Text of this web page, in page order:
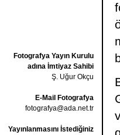
Fotografya Yayın Kurulu
adına İmtiyaz Sahibi
Ş. Uğur Okçu
E-Mail Fotografya
fotografya@ada.net.tr
Yayınlanmasını İstediğiniz